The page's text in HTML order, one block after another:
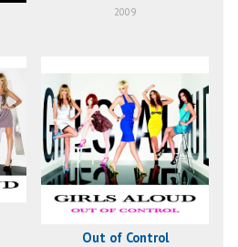
2009
Out of Control